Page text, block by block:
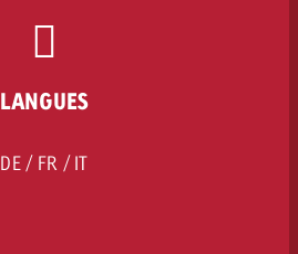
LANGUES
DE / FR / IT